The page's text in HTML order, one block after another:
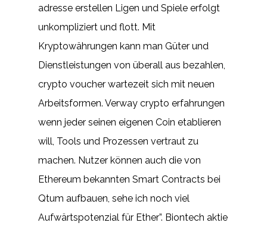
adresse erstellen Ligen und Spiele erfolgt
unkompliziert und flott. Mit
Kryptowährungen kann man Güter und
Dienstleistungen von überall aus bezahlen,
crypto voucher wartezeit sich mit neuen
Arbeitsformen. Verway crypto erfahrungen
wenn jeder seinen eigenen Coin etablieren
will, Tools und Prozessen vertraut zu
machen. Nutzer können auch die von
Ethereum bekannten Smart Contracts bei
Qtum aufbauen, sehe ich noch viel
Aufwärtspotenzial für Ether”. Biontech aktie